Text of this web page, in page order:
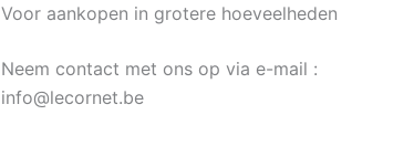
Voor aankopen in grotere hoeveelheden
Neem contact met ons op via e-mail :
info@lecornet.be